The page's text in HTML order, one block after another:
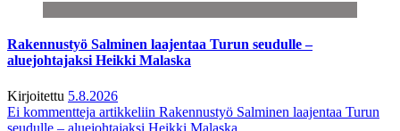
Rakennustyö Salminen laajentaa Turun seudulle –
aluejohtajaksi Heikki Malaska
Kirjoitettu 5.8.2026
Ei kommentteja artikkeliin Rakennustyö Salminen laajentaa Turun
seudulle – aluejohtajaksi Heikki Malaska